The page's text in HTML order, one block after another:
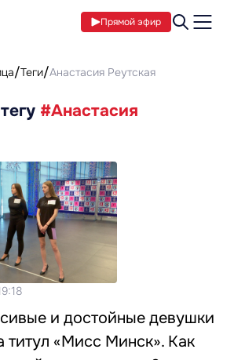
Прямой эфир
Теги Анастасия Реутская
#Анастасия
и достойные девушки
титул «Мисс Минск». Как